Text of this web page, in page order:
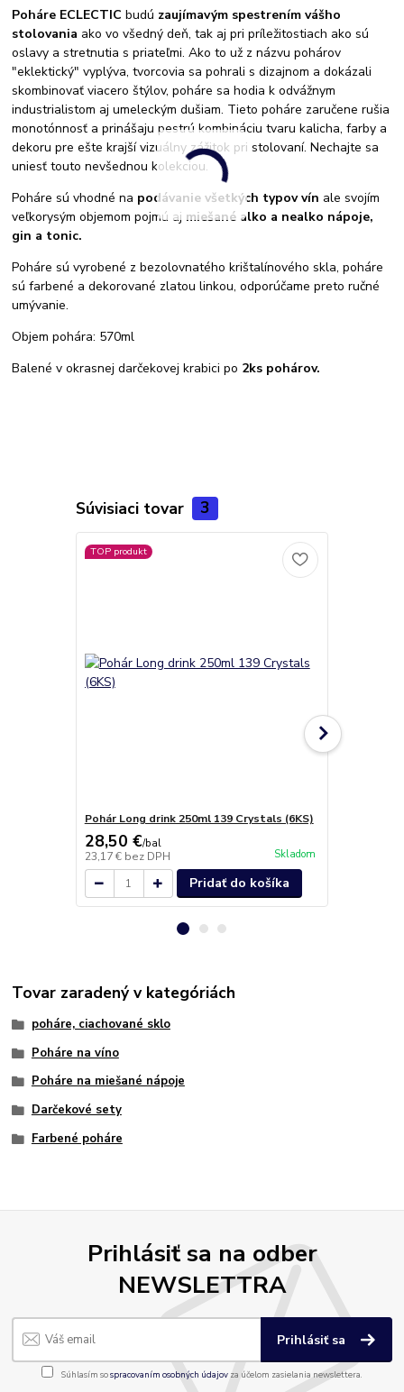
Poháre ECLECTIC budú zaujímavým spestrením vášho
stolovania ako vo všedný deň, tak aj pri príležitostiach ako sú
oslavy a stretnutia s priateľmi. Ako to už z názvu pohárov
"eklektický" vyplýva, tvorcovia sa pohrali s dizajnom a dokázali
skombinovať viacero štýlov, poháre sa hodia k odvážnym
industrialistom aj umeleckým dušiam. Tieto poháre zaručene rušia
monotónnosť a prinášaju pestrú kombináciu tvaru kalicha, farby a
dekoru pre ešte krajší vizuálny zážitok pri stolovaní. Nechajte sa
uniesť touto nevšednou kolekciou.
Poháre sú vhodné na podávanie všetkých typov vín ale svojím
veľkorysým objemom pojmú aj miešané alko a nealko nápoje,
gin a tonic.
Poháre sú vyrobené z bezolovnatého krištalínového skla, poháre
sú farbené a dekorované zlatou linkou, odporúčame preto ručné
umývanie.
Objem pohára: 570ml
Balené v okrasnej darčekovej krabici po 2ks pohárov.
Súvisiaci tovar 3
TOP produkt
Pohár Long drink 250ml 139 Crystals (6KS)
28,50 €/bal
23,17 € bez DPH Skladom
Pridať do košíka
Tovar zaradený v kategóriách
poháre, ciachované sklo
Poháre na víno
Poháre na miešané nápoje
Darčekové sety
Farbené poháre
Prihlásiť sa na odber
NEWSLETTRA
Prihlásiť sa
Súhlasím sospracovaním osobných údajov za účelom zasielania newslettera.